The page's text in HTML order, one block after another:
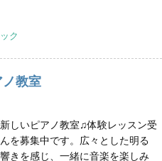
まで生涯音楽を楽しみ元気に幸
クワクウキウキドキドキパワー
にしています♪♯ハートビートシ
教室